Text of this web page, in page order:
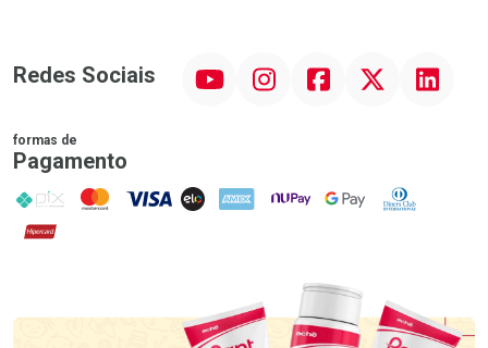
Redes Sociais InstagramFacebook Linkedin
formas de
Pagamento
PIX MasterCard
VISA ELO AMEX NuPay Google PayDiners Club
Hipercard
Promoção em Destaque